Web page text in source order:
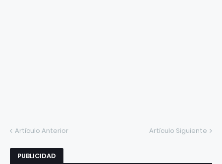
Artículo Anterior Artículo Siguiente
PUBLICIDAD